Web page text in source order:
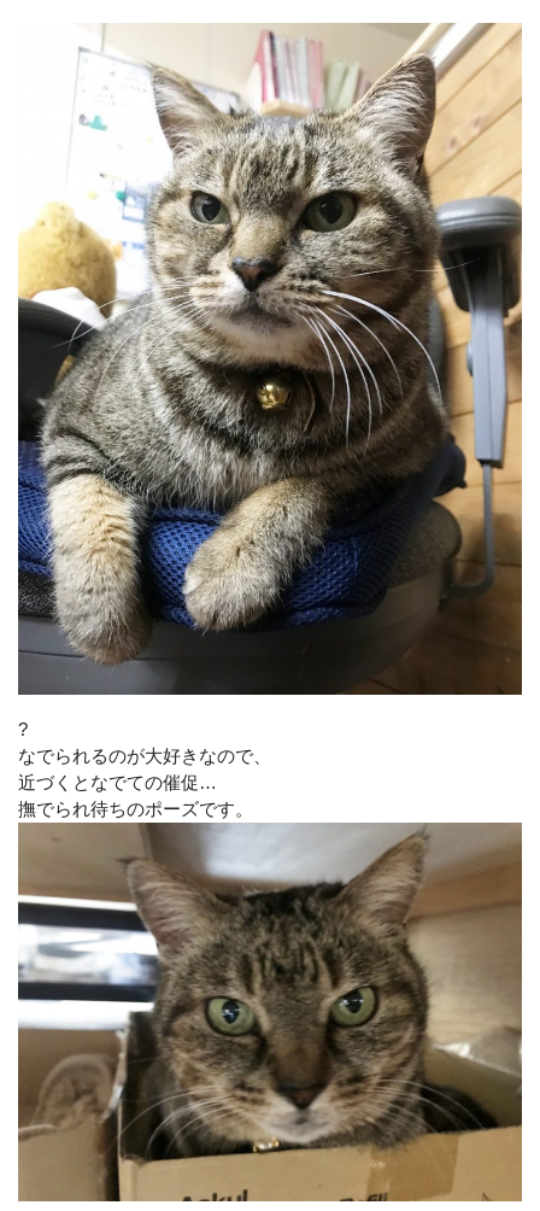
?
なでられるのが大好きなので、
近づくとなでての催促…
撫でられ待ちのポーズです。